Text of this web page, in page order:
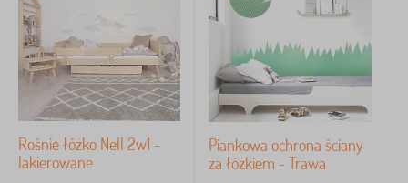
Rośnie łóżko Nell 2w1 -
lakierowane
Piankowa ochrona ściany
za łóżkiem - Trawa